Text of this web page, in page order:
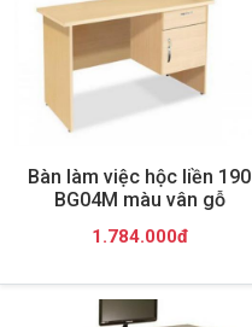
Bàn làm việc hộc liền 190
BG04M màu vân gỗ
1.784.000đ